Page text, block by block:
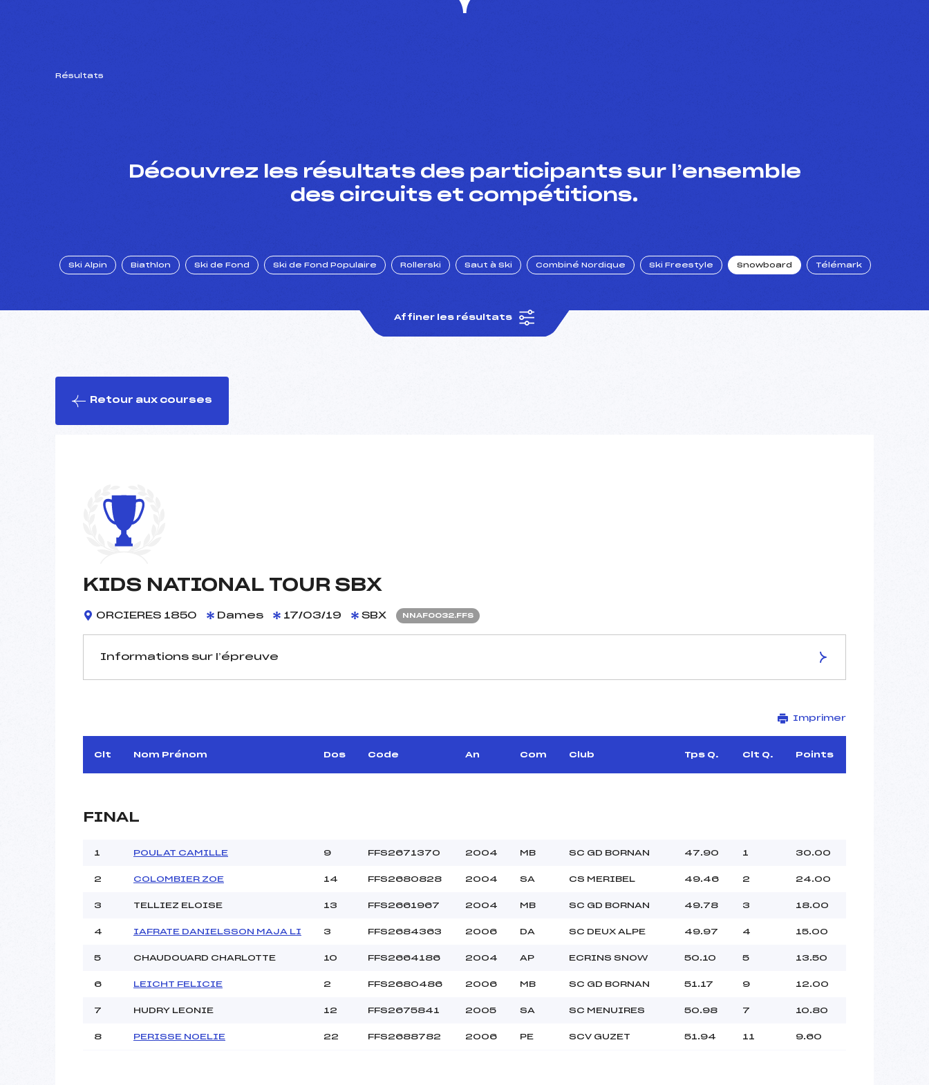
Résultats
Découvrez les résultats des participants sur l’ensemble
des circuits et compétitions.
Ski Alpin Biathlon Ski de Fond Ski de Fond Populaire Rollerski Saut à Ski Combiné Nordique Ski Freestyle Snowboard Télémark
Affiner les résultats
Retour aux courses
KIDS NATIONAL TOUR SBX
ORCIERES 1850 Dames 17/03/19 SBX NNAF0032.FFS
Informations sur l’épreuve
Arbitre :
–
Assistant :
MANROUSE
Altitude départ :
–
Altitude arrivée :
Nombre de portes :
–
Traceur :
ESCALLIER BERNARD (AP)
Nombre de portes :
Traceur :
Pénalité appliquée :
30.0000
Imprimer
Clt Nom Prénom Dos Code An Com Club Tps Q. Clt Q. Points
FINAL
1 POULAT CAMILLE 9 FFS2671370 2004 MB SC GD BORNAN 47.90 1 30.00
2 COLOMBIER ZOE 14 FFS2680828 2004 SA CS MERIBEL 49.46 2 24.00
3 TELLIEZ ELOISE 13 FFS2661967 2004 MB SC GD BORNAN 49.78 3 18.00
4 IAFRATE DANIELSSON MAJA LI 3 FFS2684363 2006 DA SC DEUX ALPE 49.97 4 15.00
5 CHAUDOUARD CHARLOTTE 10 FFS2664186 2004 AP ECRINS SNOW 50.10 5 13.50
6 LEICHT FELICIE 2 FFS2680486 2006 MB SC GD BORNAN 51.17 9 12.00
7 HUDRY LEONIE 12 FFS2675841 2005 SA SC MENUIRES 50.98 7 10.80
8 PERISSE NOELIE 22 FFS2688782 2006 PE SCV GUZET 51.94 11 9.60